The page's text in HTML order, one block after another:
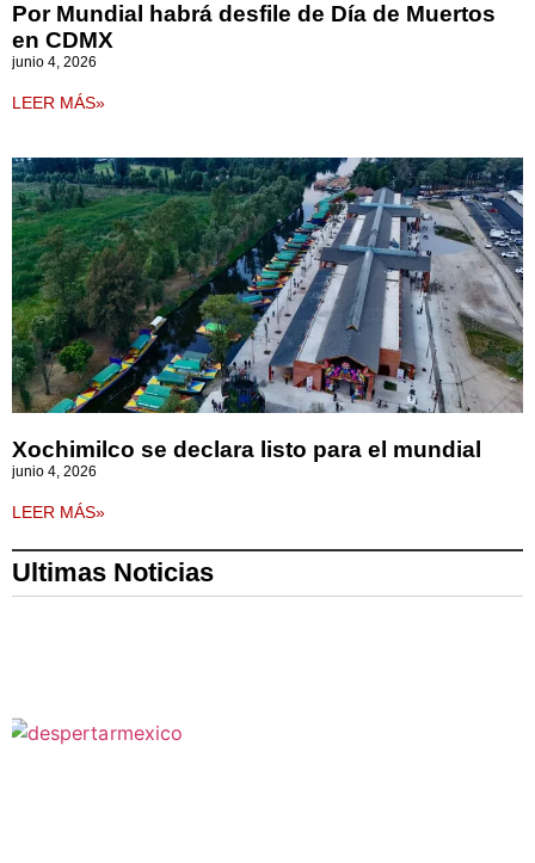
Por Mundial habrá desfile de Día de Muertos
en CDMX
junio 4, 2026
LEER MÁS»
Xochimilco se declara listo para el mundial
junio 4, 2026
LEER MÁS»
Ultimas Noticias